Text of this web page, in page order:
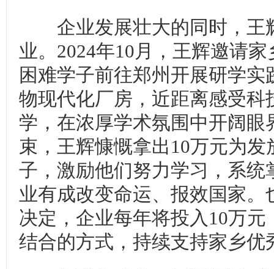
企业发展壮大的同时，王
业。2024年10月，王辉邀请
困难学子前往郑州开展研学
物现代化厂房，近距离感受科
学，在浓厚学术氛围中开阔
束，王辉慷慨拿出10万元为
子，激励他们努力学习，系统
业有成改变命运、报效国家
决定，企业每年将投入10万
结合的方式，持续支持家乡优